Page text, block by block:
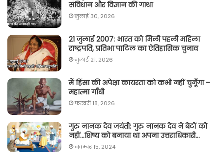
संविधान और विज्ञान की गाथा
जुलाई 30, 2026
21 जुलाई 2007: भारत को मिली पहली महिला
राष्ट्रपति, प्रतिभा पाटिल का ऐतिहासिक चुनाव
जुलाई 21, 2026
मैं हिंसा की अपेक्षा कायरता को कभी नहीं चुनूँगा –
महात्मा गाँधी
फ़रवरी 18, 2026
गुरु नानक देव जयंती: गुरु नानक देव ने बेटों को
नहीं…शिष्य को बनाया था अपना उत्तराधिकारी…
नवम्बर 15, 2024